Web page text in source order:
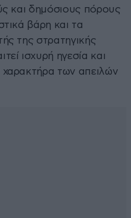
και δημόσιους πόρους
βάρη και τα
της στρατηγικής
ισχυρή ηγεσία και
των απειλών